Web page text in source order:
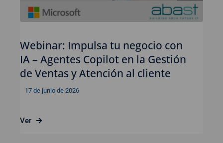
Webinar: Impulsa tu negocio con
IA – Agentes Copilot en la Gestión
de Ventas y Atención al cliente
17 de junio de 2026
Ver